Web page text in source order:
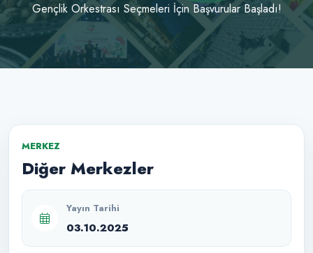
Gençlik Orkestrası Seçmeleri İçin Başvurular Başladı!
MERKEZ
Diğer Merkezler
Yayın Tarihi
03.10.2025